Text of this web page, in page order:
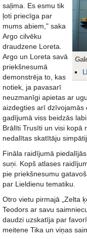
saļima. Es esmu tik
ļoti priecīga par
mums abiem," saka
Argo cilvēku
draudzene Loreta.
Argo un Loreta savā
priekšnesumā
demonstrēja to, kas
notiek, ja pavasarī
neuzmanīgi apietas ar
aizdegties arī dzīvojamās
gadījumā viss beidzās
Brālīti Trusīti un visi kopā
nedalītas skatītāju
Fināla raidījumā
suņi. Kopš atlases
pie priekšnesumu
par Lieldienu tematiku.
Otro vietu pirmajā „Zelta
Teodors ar savu
daudzi uzskatīja par
meitene Tika un viņas